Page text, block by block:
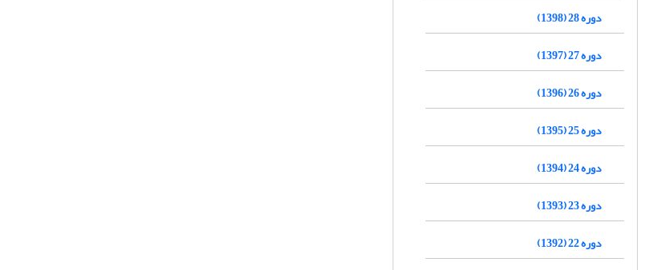
دوره 28 (1398)
دوره 27 (1397)
دوره 26 (1396)
دوره 25 (1395)
دوره 24 (1394)
دوره 23 (1393)
دوره 22 (1392)